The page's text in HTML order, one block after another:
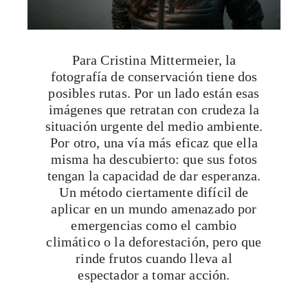
Para Cristina Mittermeier, la
fotografía de conservación tiene dos
posibles rutas. Por un lado están esas
imágenes que retratan con crudeza la
situación urgente del medio ambiente.
Por otro, una vía más eficaz que ella
misma ha descubierto: que sus fotos
tengan la capacidad de dar esperanza.
Un método ciertamente difícil de
aplicar en un mundo amenazado por
emergencias como el cambio
climático o la deforestación, pero que
rinde frutos cuando lleva al
espectador a tomar acción.